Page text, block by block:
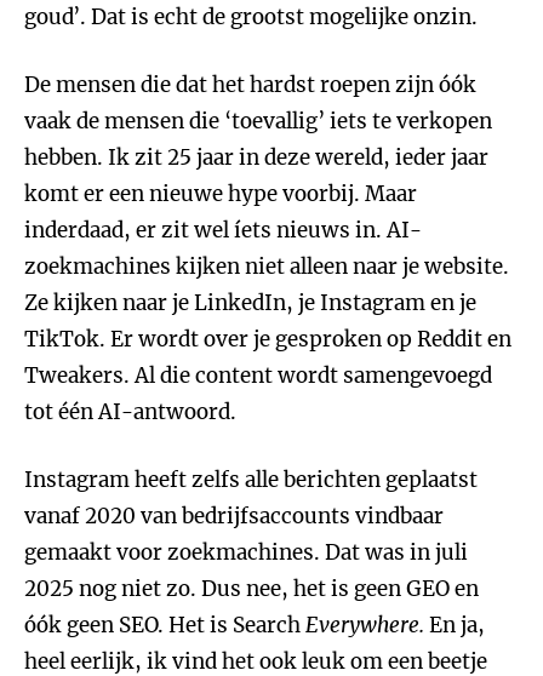
goud’. Dat is echt de grootst mogelijke onzin.
De mensen die dat het hardst roepen zijn óók
vaak de mensen die ‘toevallig’ iets te verkopen
hebben. Ik zit 25 jaar in deze wereld, ieder jaar
komt er een nieuwe hype voorbij. Maar
inderdaad, er zit wel íets nieuws in. AI-
zoekmachines kijken niet alleen naar je website.
Ze kijken naar je LinkedIn, je Instagram en je
TikTok. Er wordt over je gesproken op Reddit en
Tweakers. Al die content wordt samengevoegd
tot één AI-antwoord.
Instagram heeft zelfs alle berichten geplaatst
vanaf 2020 van bedrijfsaccounts vindbaar
gemaakt voor zoekmachines. Dat was in juli
2025 nog niet zo. Dus nee, het is geen GEO en
óók geen SEO. Het is SearchEverywhere. En ja,
heel eerlijk, ik vind het ook leuk om een beetje